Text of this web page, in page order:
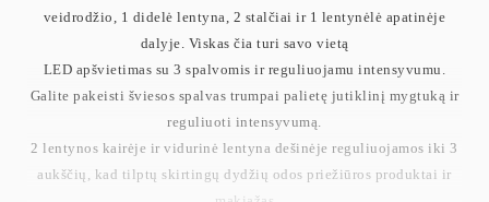
veidrodžio, 1 didelė lentyna, 2 stalčiai ir 1 lentynėlė apatinėje
dalyje. Viskas čia turi savo vietą
LED apšvietimas su 3 spalvomis ir reguliuojamu intensyvumu.
Galite pakeisti šviesos spalvas trumpai palietę jutiklinį mygtuką ir
reguliuoti intensyvumą.
2 lentynos kairėje ir vidurinė lentyna dešinėje reguliuojamos iki 3
aukščių, kad tilptų skirtingų dydžių odos priežiūros produktai ir